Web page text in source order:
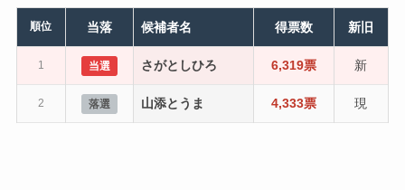
順位 当落 候補者名 得票数 新旧
1 当選 さがとしひろ 6,319票 新
2 落選 山添とうま 4,333票 現